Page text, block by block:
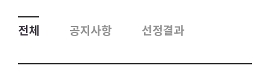
전체 공지사항 선정결과